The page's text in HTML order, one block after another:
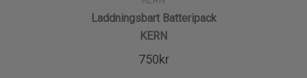
-Valfri batteridrift 6 x 1.5 V AA, medföljer ej, drifttid ca 70 tim.
Laddningsbart Batteripack
KERN
750kr